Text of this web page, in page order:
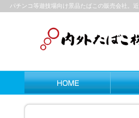
パチンコ等遊技場向け景品たばこの販売会社。